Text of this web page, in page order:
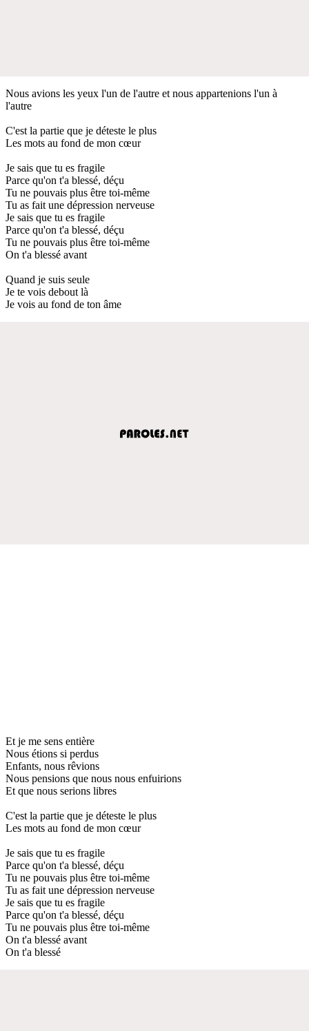
Nous avions les yeux l'un de l'autre et nous appartenions l'un à
l'autre
C'est la partie que je déteste le plus
Les mots au fond de mon cœur
Je sais que tu es fragile
Parce qu'on t'a blessé, déçu
Tu ne pouvais plus être toi-même
Tu as fait une dépression nerveuse
Je sais que tu es fragile
Parce qu'on t'a blessé, déçu
Tu ne pouvais plus être toi-même
On t'a blessé avant
Quand je suis seule
Je te vois debout là
Je vois au fond de ton âme
Et je me sens entière
Nous étions si perdus
Enfants, nous rêvions
Nous pensions que nous nous enfuirions
Et que nous serions libres
C'est la partie que je déteste le plus
Les mots au fond de mon cœur
Je sais que tu es fragile
Parce qu'on t'a blessé, déçu
Tu ne pouvais plus être toi-même
Tu as fait une dépression nerveuse
Je sais que tu es fragile
Parce qu'on t'a blessé, déçu
Tu ne pouvais plus être toi-même
On t'a blessé avant
On t'a blessé